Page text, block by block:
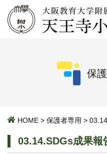
保
HOME > 保護者専用 >
03.14.SDGs成果報